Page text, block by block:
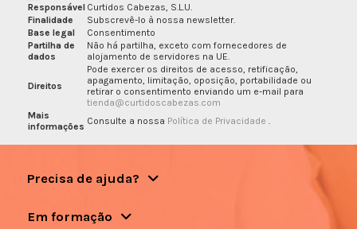
Responsável Curtidos Cabezas, S.L.U.
Finalidade
Subscrevê-lo à nossa newsletter.
Base legal
Consentimento
Partilha de
dados
Não há partilha, exceto com fornecedores de
alojamento de servidores na UE.
Direitos
Pode exercer os direitos de acesso, retificação,
apagamento, limitação, oposição, portabilidade ou
retirar o consentimento enviando um e-mail para
tienda@curtidoscabezas.com
Mais
informações Consulte a nossa Política de Privacidade
Precisa de ajuda?
Em formação